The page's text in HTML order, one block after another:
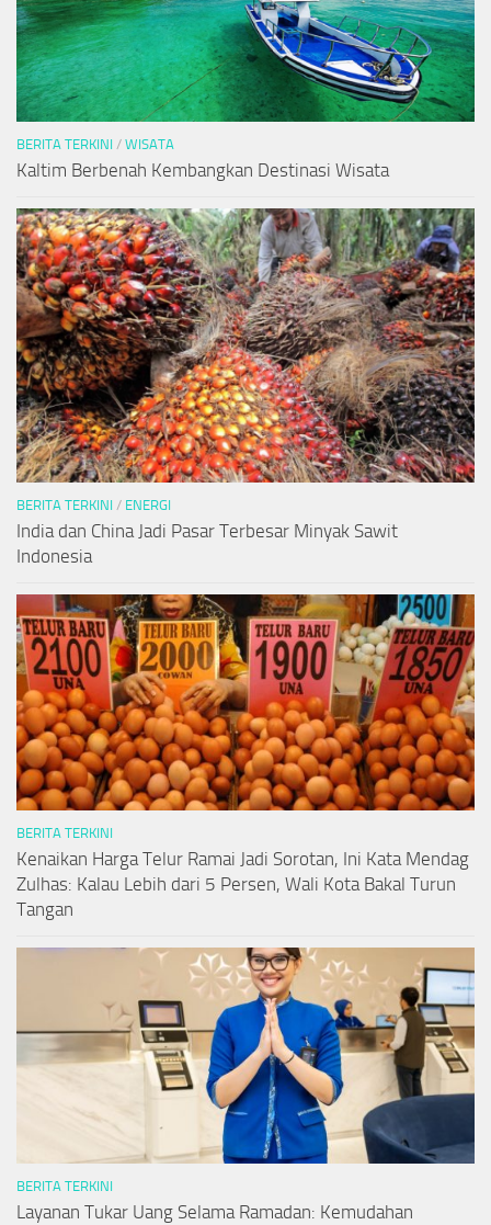
BERITA TERKINI / WISATA
Kaltim Berbenah Kembangkan Destinasi Wisata
BERITA TERKINI / ENERGI
India dan China Jadi Pasar Terbesar Minyak Sawit
Indonesia
BERITA TERKINI
Kenaikan Harga Telur Ramai Jadi Sorotan, Ini Kata Mendag
Zulhas: Kalau Lebih dari 5 Persen, Wali Kota Bakal Turun
Tangan
BERITA TERKINI
Layanan Tukar Uang Selama Ramadan: Kemudahan